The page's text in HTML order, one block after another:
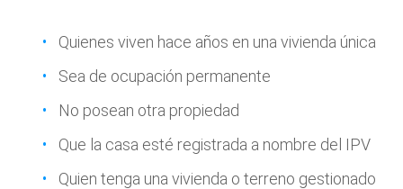
Quienes viven hace años en una vivienda única
Sea de ocupación permanente
No posean otra propiedad
Que la casa esté registrada a nombre del IPV
Quien tenga una vivienda o terreno gestionado